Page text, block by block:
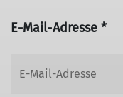
E-Mail-Adresse *